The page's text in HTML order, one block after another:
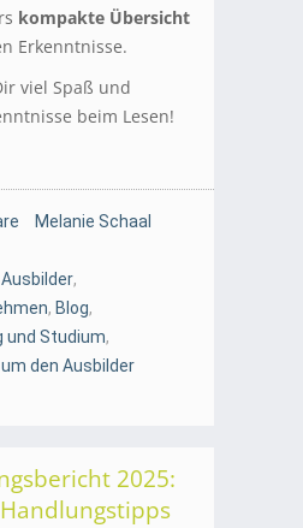
kompakte Übersicht
Erkenntnisse.
viel Spaß und
beim Lesen!
Melanie Schaal
,
, Blog,
und Studium,
um den Ausbilder
2025: